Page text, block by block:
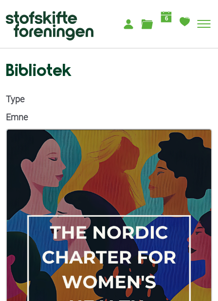
6
Bibliotek
Type
Emne